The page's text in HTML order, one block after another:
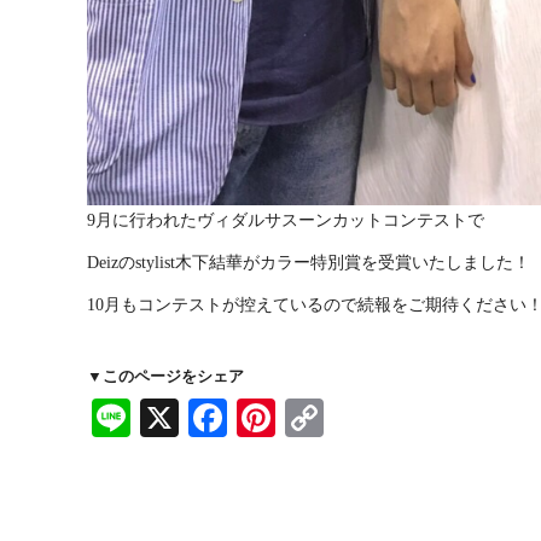
9月に行われたヴィダルサスーンカットコンテストで
Deizのstylist木下結華がカラー特別賞を受賞いたしました！
10月もコンテストが控えているので続報をご期待ください
▼このページをシェア
Line
X Facebook
Pinterest